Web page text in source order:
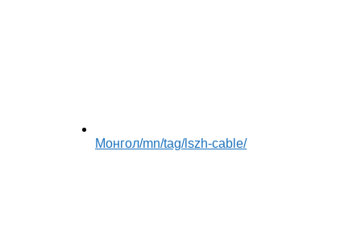
Монгол/mn/tag/lszh-cable/